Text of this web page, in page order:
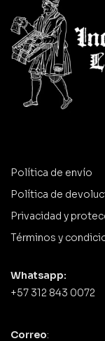
Política de envío
Política de
Privacidad y
Términos y
Whatsapp:
+57 312 843 0072
Correo: